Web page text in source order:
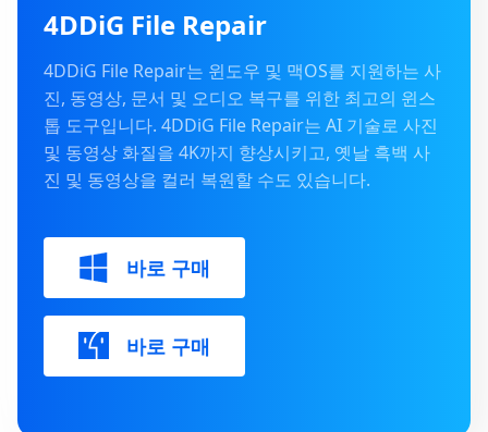
4DDiG File Repair
4DDiG File Repair는 윈도우 및 맥OS를 지원하는 사
진, 동영상, 문서 및 오디오 복구를 위한 최고의 윈스
톱 도구입니다. 4DDiG File Repair는 AI 기술로 사진
및 동영상 화질을 4K까지 향상시키고, 옛날 흑백 사
진 및 동영상을 컬러 복원할 수도 있습니다.
바로 구매
바로 구매